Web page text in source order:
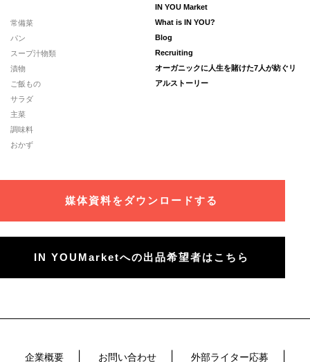
常備菜
パン
スープ汁物類
漬物
ご飯もの
サラダ
主菜
調味料
おかず
IN YOU Market
What is IN YOU?
Blog
Recruiting
オーガニックに人生を賭けた7人が紡ぐリ
アルストーリー
媒体資料をダウンロードする
IN YOUMarketへの出品希望者はこちら
企業概要 お問い合わせ 外部ライター応募